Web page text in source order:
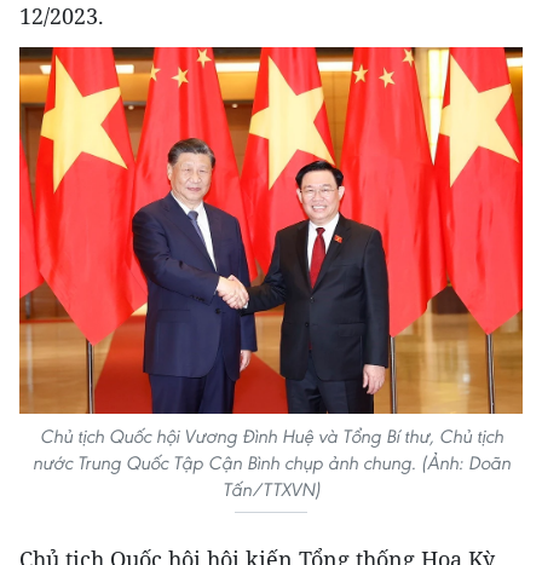
12/2023.
Chủ tịch Quốc hội Vương Đình Huệ và Tổng Bí thư, Chủ tịch
nước Trung Quốc Tập Cận Bình chụp ảnh chung. (Ảnh: Doãn
Tấn/TTXVN)
Chủ tịch Quốc hội hội kiến Tổng thống Hoa Kỳ